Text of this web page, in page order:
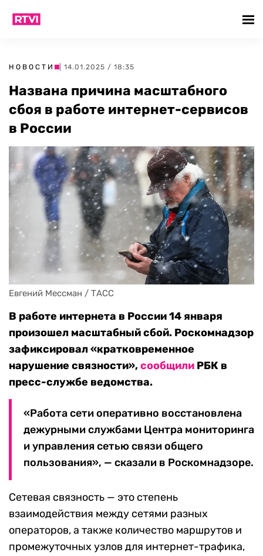
НОВОСТИ | 14.01.2025 / 18:35
Названа причина масштабного
сбоя в работе интернет-сервисов
в России
Евгений Мессман / ТАСС
В работе интернета в России 14 января
произошел масштабный сбой. Роскомнадзор
зафиксировал «кратковременное
нарушение связности»,сообщили РБК в
пресс-службе ведомства.
«Работа сети оперативно восстановлена
дежурными службами Центра мониторинга
и управления сетью связи общего
пользования», — сказали в Роскомнадзоре.
Сетевая связность — это степень
взаимодействия между сетями разных
операторов, а также количество маршрутов и
промежуточных узлов для интернет-трафика,